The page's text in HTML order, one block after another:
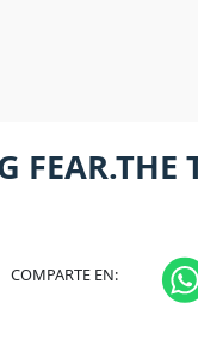
COMPARTE EN: